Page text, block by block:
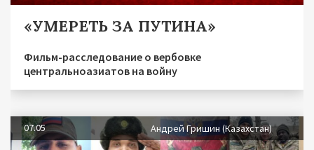
«УМЕРЕТЬ ЗА ПУТИНА»
Фильм-расследование о вербовке
центральноазиатов на войну
07.05 Андрей Гришин (Казахстан)